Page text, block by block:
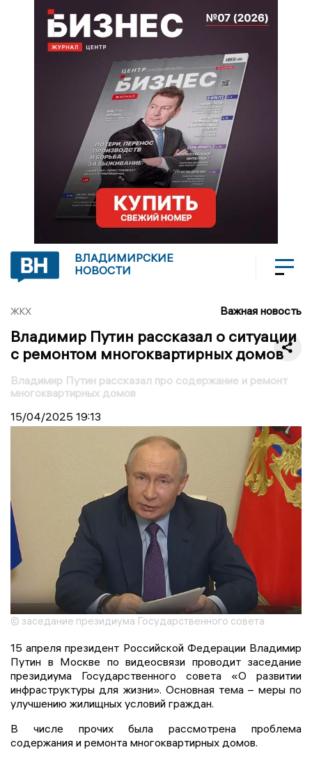
ВЛАДИМИРСКИЕ
НОВОСТИ
ЖКХ Важная новость
Владимир Путин рассказал о ситуации
с ремонтом многоквартирных домов
Владимир Путин рассказал про содержание и ремонт
многоквартирных домов
15/04/2025 19:13
© заседание президиума Государственного совета
15 апреля президент Российской Федерации Владимир
Путин в Москве по видеосвязи проводит заседание
президиума Государственного совета «О развитии
инфраструктуры для жизни». Основная тема – меры по
улучшению жилищных условий граждан.
В числе прочих была рассмотрена проблема
содержания и ремонта многоквартирных домов.